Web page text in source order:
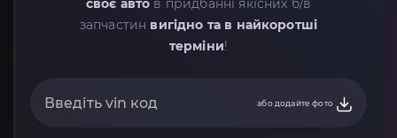
своє авто в придбанні якісних б/в
запчастин вигідно та в найкоротші
терміни!
або додайте фото